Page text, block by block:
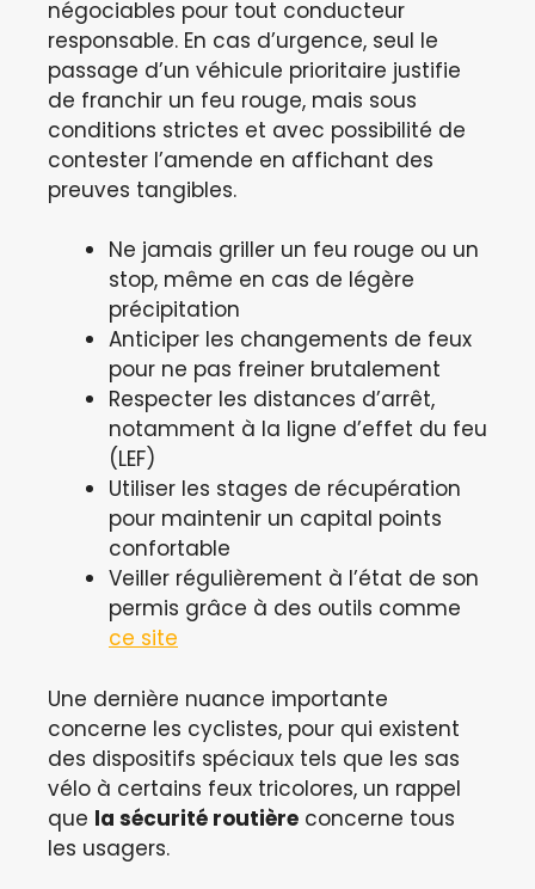
négociables pour tout conducteur
responsable. En cas d’urgence, seul le
passage d’un véhicule prioritaire justifie
de franchir un feu rouge, mais sous
conditions strictes et avec possibilité de
contester l’amende en affichant des
preuves tangibles.
Ne jamais griller un feu rouge ou un
stop, même en cas de légère
précipitation
Anticiper les changements de feux
pour ne pas freiner brutalement
Respecter les distances d’arrêt,
notamment à la ligne d’effet du feu
(LEF)
Utiliser les stages de récupération
pour maintenir un capital points
confortable
Veiller régulièrement à l’état de son
permis grâce à des outils comme
ce site
Une dernière nuance importante
concerne les cyclistes, pour qui existent
des dispositifs spéciaux tels que les sas
vélo à certains feux tricolores, un rappel
que la sécurité routière concerne tous
les usagers.